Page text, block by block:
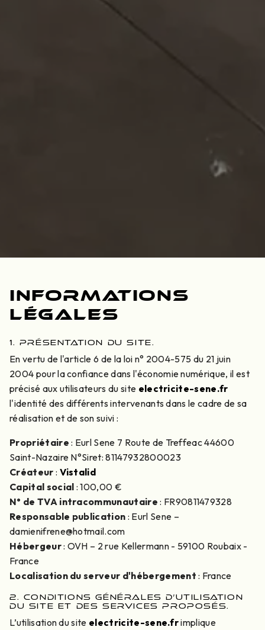
Informations
légales
1. PRÉSENTATION DU SITE.
En vertu de l'article 6 de la loi n° 2004-575 du 21 juin
2004 pour la confiance dans l'économie numérique, il est
précisé aux utilisateurs du site electricite-sene.fr
l'identité des différents intervenants dans le cadre de sa
réalisation et de son suivi :
Propriétaire : Eurl Sene 7 Route de Treffeac 44600
Saint-Nazaire N°Siret: 81147932800023
Créateur : Vistalid
Capital social : 100,00 €
N° de TVA intracommunautaire : FR90811479328
Responsable publication : Eurl Sene –
damienifrene@hotmail.com
Hébergeur: OVH – 2 rue Kellermann - 59100 Roubaix -
France
Localisation du serveur d'hébergement : France
2. CONDITIONS GÉNÉRALES D’UTILISATION
DU SITE ET DES SERVICES PROPOSÉS.
L’utilisation du site electricite-sene.frimplique